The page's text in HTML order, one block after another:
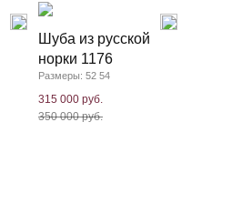
Шуба из русской
норки 1176
Размеры: 52 54
315 000 руб.
350 000 руб.